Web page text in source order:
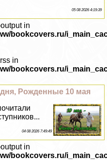
05 08 2026 4:19:39
in
bookcovers.ru/
in
bookcovers.ru/
Рожденные 10 мая
04 08 2026 7:49:49
in
bookcovers.ru/